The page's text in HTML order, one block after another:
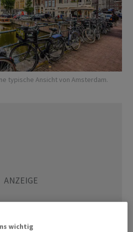
typische Ansicht von Amsterdam.
wichtig